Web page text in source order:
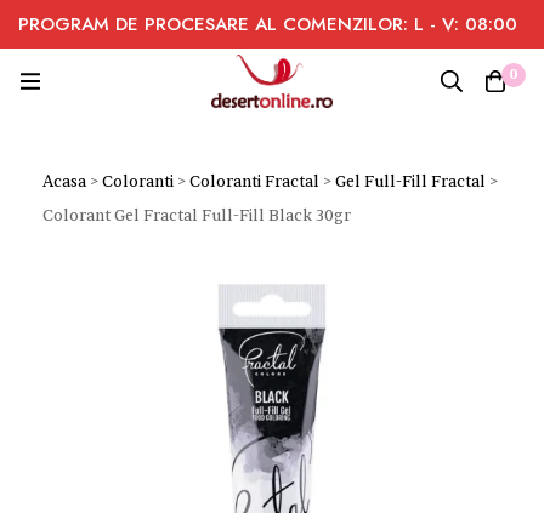
PROGRAM DE PROCESARE AL COMENZILOR: L - V: 08:00
- 16:00
0
Acasa >Coloranti >Coloranti Fractal >Gel Full-Fill Fractal >
Colorant Gel Fractal Full-Fill Black 30gr